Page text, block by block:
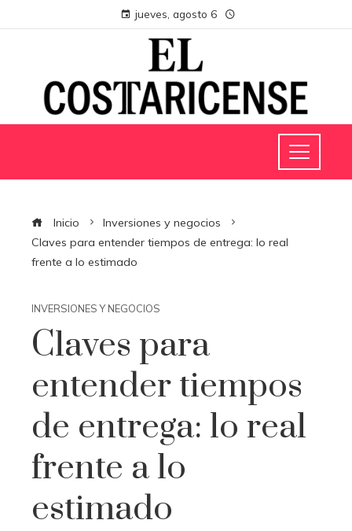
jueves, agosto 6
Inicio
Inversiones y negocios
Claves para entender tiempos de entrega: lo real
frente a lo estimado
INVERSIONES Y NEGOCIOS
Claves para
entender tiempos
de entrega: lo real
frente a lo
estimado